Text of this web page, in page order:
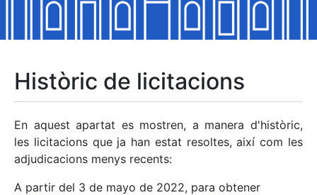
Mostra/Amaga
Mostra/Amaga
Mostra/Amaga
Històric de licitacions
En aquest apartat es mostren, a manera d'històric,
les licitacions que ja han estat resoltes, així com les
adjudicacions menys recents:
A partir del 3 de mayo de 2022, para obtener